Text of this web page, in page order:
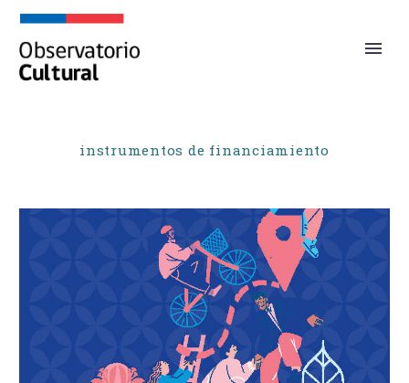
instrumentos de financiamiento